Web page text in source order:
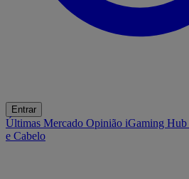
Entrar
Últimas Mercado Opinião iGaming Hub
e Cabelo